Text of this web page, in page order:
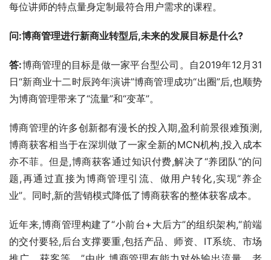
每位讲师的特点量身定制最符合用户需求的课程。
问:博商管理进行新商业转型后,未来的发展目标是什么?
答:博商管理的目标是做一家平台型公司。自2019年12月31
日“新商业十二时辰跨年演讲”博商管理成功“出圈”后,也顺势
为博商管理带来了“流量”和“变革”。
博商管理的许多创新都有漫长的投入期,盈利前景很难预测,
博商获客相当于在深圳做了一家全新的MCN机构,投入成本
亦不菲。但是,博商获客通过知识付费,解决了“养团队”的问
题,再通过直接为博商管理引流、做用户转化,实现“养企
业”。同时,新的营销模式降低了博商获客的整体获客成本。
近年来,博商管理构建了“小前台+大后方”的组织架构,“前端
的交付要轻,后台支撑要重,包括产品、师资、IT系统、市场